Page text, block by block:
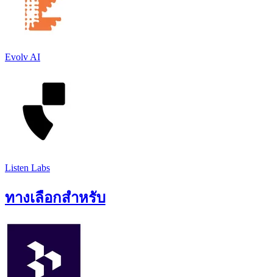
Evolv AI
Listen Labs
ทางเลือกสำหรับ